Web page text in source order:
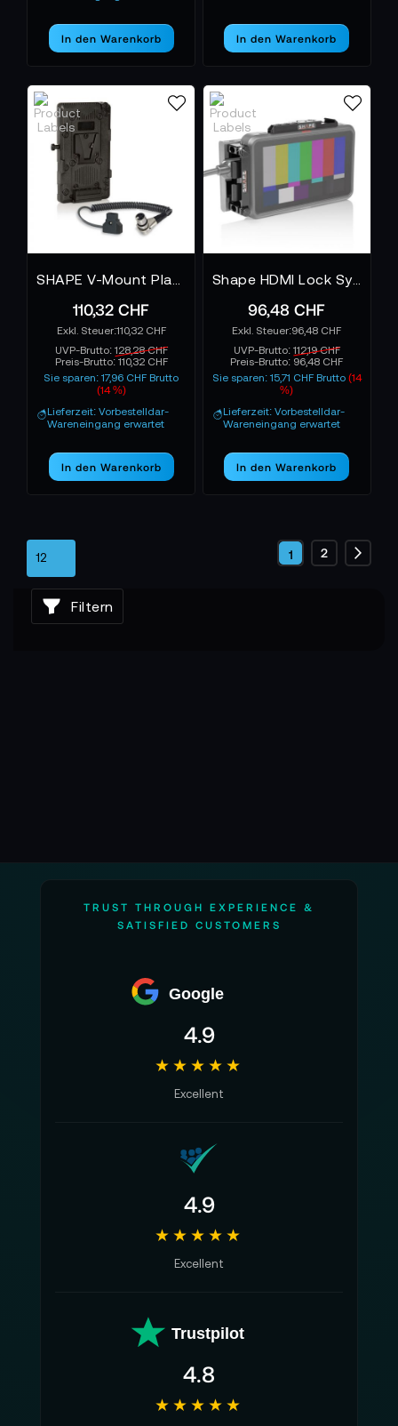
In den Warenkorb In den Warenkorb
110,32 CHF
110,32 CHF
UVP-Brutto: 128,28 CHF
Preis-Brutto: 110,32 CHF
Sie sparen: 17,96 CHF Brutto
(14 %)
Lieferzeit: Vorbestelldar-
Wareneingang erwartet
In den Warenkorb
Shape HDMI Lock System plus Top Plate Kit für Atomos Ninja V
96,48 CHF
96,48 CHF
UVP-Brutto: 112,19 CHF
Preis-Brutto: 96,48 CHF
Sie sparen: 15,71 CHF Brutto (14
%)
Lieferzeit: Vorbestelldar-
Wareneingang erwartet
In den Warenkorb
Seite
Sie
1 Seite
2
Filtern
TRUST THROUGH EXPERIENCE &
SATISFIED CUSTOMERS
Google
4.9
★★★★★
Excellent
4.9
★★★★★
Excellent
Trustpilot
4.8
★★★★★